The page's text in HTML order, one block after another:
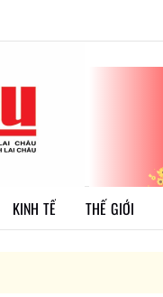
KINH TẾ THẾ GIỚI